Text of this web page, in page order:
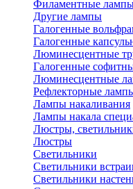
Филаментные
Другие лампы
Галогенные
Галогенные
Люминесцентные
Галогенные
Люминесцентные
Рефлекторные
Лампы накаливания
Лампы накала
Люстры,
Люстры
Светильники
Светильники
Светильники